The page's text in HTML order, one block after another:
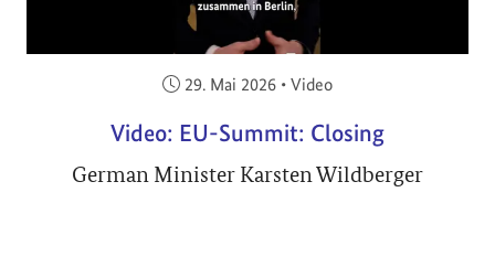
Veröffentlicht am:
29. Mai 2026 • Video
Video: EU-Summit: Closing
German Minister Karsten Wildberger